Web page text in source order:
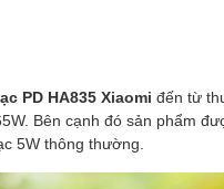
PD HA835 Xiaomi đến từ
Bên cạnh đó sản phẩm
5W thông thường.